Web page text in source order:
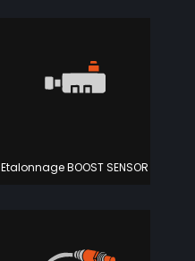
Etalonnage BOOST SENSOR